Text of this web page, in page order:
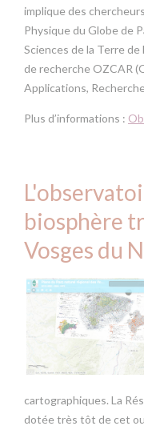
implique des
Physique du Globe de
Sciences de la Terre
de recherche OZCAR
Applications,
Plus d’informations :
biosphère
Vosges du
cartographiques. La
dotée très tôt de cet